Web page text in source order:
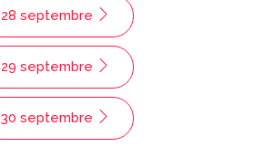
28 septembre
29 septembre
30 septembre